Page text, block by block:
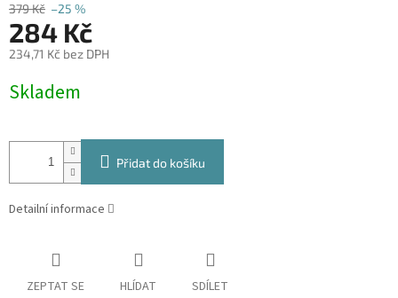
379 Kč –25 %
284 Kč
234,71 Kč bez DPH
cena:
Skladem
Přidat do košíku
Detailní informace
ZEPTAT SE HLÍDAT SDÍLET